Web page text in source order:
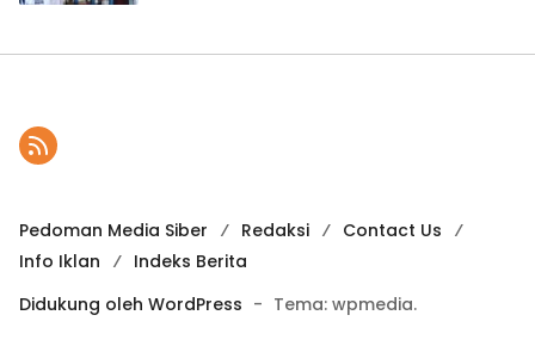
Pedoman Media Siber Redaksi
Contact Us
Info Iklan
Indeks Berita
Didukung oleh WordPress - Tema: wpmedia.